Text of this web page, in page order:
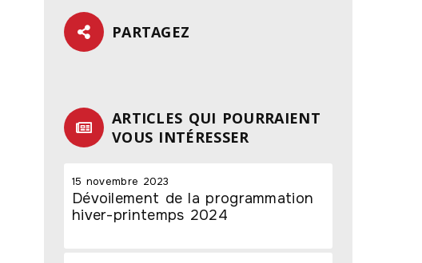
PARTAGEZ
ARTICLES QUI POURRAIENT
VOUS INTÉRESSER
15 novembre 2023
Dévoilement de la programmation
hiver-printemps 2024